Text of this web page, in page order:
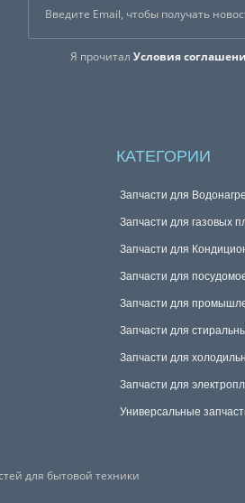
Я прочиталУсловия
КАТЕГОРИИ
Запчасти для
Запчасти для газовых
Запчасти для
Запчасти для
Запчасти для
Запчасти для
Запчасти для
Запчасти для
Универсальные
для бытовой техники